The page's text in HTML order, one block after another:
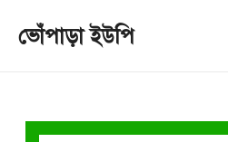
ভোঁপাড়া ইউপি